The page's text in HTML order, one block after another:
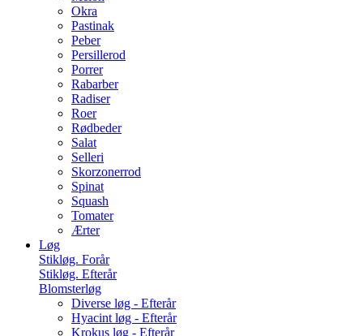
Okra
Pastinak
Peber
Persillerod
Porrer
Rabarber
Radiser
Roer
Rødbeder
Salat
Selleri
Skorzonerrod
Spinat
Squash
Tomater
Ærter
Løg
Stikløg. Forår
Stikløg. Efterår
Blomsterløg
Diverse løg - Efterår
Hyacint løg - Efterår
Krokus løg - Efterår